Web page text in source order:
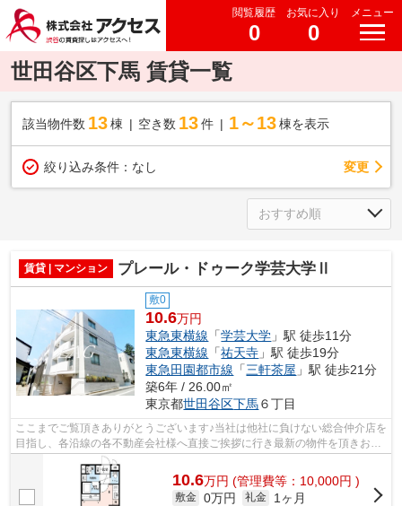
閲覧履歴
0
お気に入り
0
メニュー
世田谷区下馬 賃貸一覧
該当物件数 13棟 空き数 13 件 1～13 棟を表示
絞り込み条件： なし 変更
賃貸 | マンション プレール・ドゥーク学芸大学Ⅱ
敷0
10.6万円
東急東横線 「学芸大学 」駅 徒歩11分
東急東横線 「祐天寺 」駅 徒歩19分
東急田園都市線 「三軒茶屋 」駅 徒歩21分
築6年 / 26.00㎡
東京都世田谷区下馬６丁目
ここまでご覧頂きありがとうございます♪当社は他社に負けない総合仲介店を
目指し、各沿線の各不動産会社様へ直接ご挨拶に行き最新の物件を頂きお客
様へ提供しております！最新の情報は...
10.6万円 (管理費等：10,000円 )
敷金 0万円 礼金
1ヶ月